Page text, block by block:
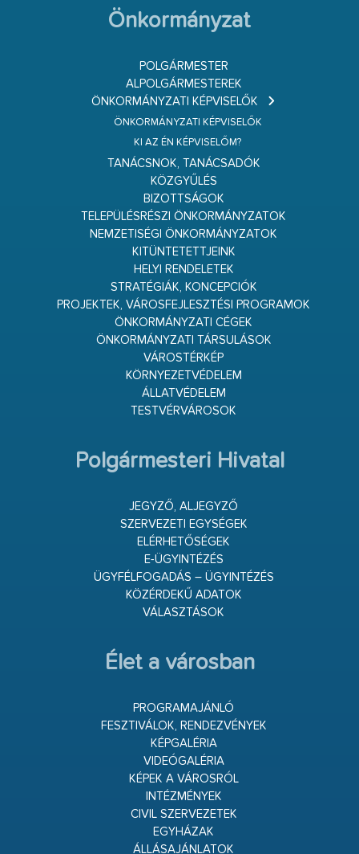
Önkormányzat
POLGÁRMESTER
ALPOLGÁRMESTEREK
ÖNKORMÁNYZATI KÉPVISELŐK
ÖNKORMÁNYZATI KÉPVISELŐK
KI AZ ÉN KÉPVISELŐM?
TANÁCSNOK, TANÁCSADÓK
KÖZGYŰLÉS
BIZOTTSÁGOK
TELEPÜLÉSRÉSZI ÖNKORMÁNYZATOK
NEMZETISÉGI ÖNKORMÁNYZATOK
KITÜNTETETTJEINK
HELYI RENDELETEK
STRATÉGIÁK, KONCEPCIÓK
PROJEKTEK, VÁROSFEJLESZTÉSI PROGRAMOK
ÖNKORMÁNYZATI CÉGEK
ÖNKORMÁNYZATI TÁRSULÁSOK
VÁROSTÉRKÉP
KÖRNYEZETVÉDELEM
ÁLLATVÉDELEM
TESTVÉRVÁROSOK
Polgármesteri Hivatal
JEGYZŐ, ALJEGYZŐ
SZERVEZETI EGYSÉGEK
ELÉRHETŐSÉGEK
E-ÜGYINTÉZÉS
ÜGYFÉLFOGADÁS – ÜGYINTÉZÉS
KÖZÉRDEKŰ ADATOK
VÁLASZTÁSOK
Élet a városban
PROGRAMAJÁNLÓ
FESZTIVÁLOK, RENDEZVÉNYEK
KÉPGALÉRIA
VIDEÓGALÉRIA
KÉPEK A VÁROSRÓL
INTÉZMÉNYEK
CIVIL SZERVEZETEK
EGYHÁZAK
ÁLLÁSAJÁNLATOK